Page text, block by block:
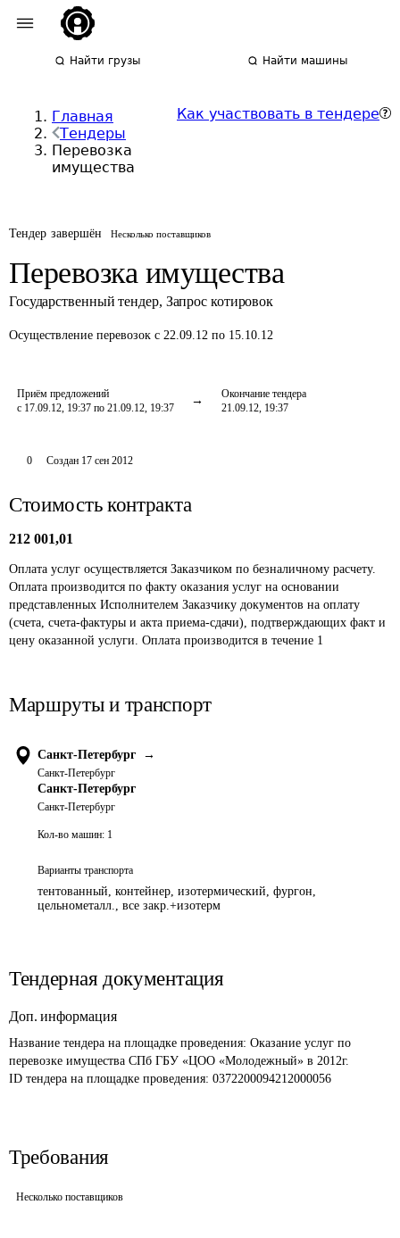
Найти грузы Найти машины
Главная
Тендеры
Перевозка
имущества
Как участвовать в тендере
Тендер завершён Несколько поставщиков
Перевозка имущества
Государственный тендер, Запрос котировок
Осуществление перевозок с 22.09.12 по 15.10.12
Приём предложений
с 17.09.12, 19:37 по 21.09.12, 19:37
Окончание тендера
21.09.12, 19:37
0 Создан 17 сен 2012
Стоимость контракта
212 001,01
Оплата услуг осуществляется Заказчиком по безналичному расчету.
Оплата производится по факту оказания услуг на основании
представленных Исполнителем Заказчику документов на оплату
(счета, счета-фактуры и акта приема-сдачи), подтверждающих факт и
цену оказанной услуги. Оплата производится в течение 1
Маршруты и транспорт
Санкт-Петербург →
Санкт-Петербург
Санкт-Петербург
Санкт-Петербург
Кол-во машин: 1
Варианты транспорта
тентованный, контейнер, изотермический, фургон,
цельнометалл., все закр.+изотерм
Тендерная документация
Доп. информация
Название тендера на площадке проведения: Оказание услуг по
перевозке имущества СПб ГБУ «ЦОО «Молодежный» в 2012г.
ID тендера на площадке проведения: 0372200094212000056
Требования
Несколько поставщиков